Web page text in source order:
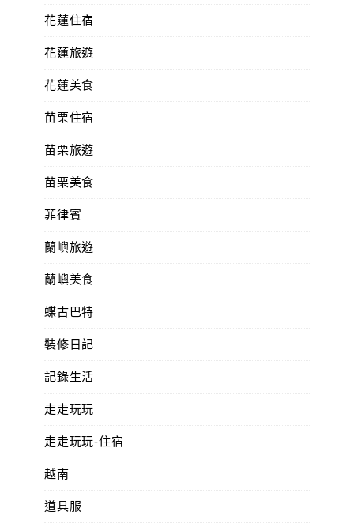
花蓮住宿
花蓮旅遊
花蓮美食
苗栗住宿
苗栗旅遊
苗栗美食
菲律賓
蘭嶼旅遊
蘭嶼美食
蝶古巴特
裝修日記
記錄生活
走走玩玩
走走玩玩-住宿
越南
道具服